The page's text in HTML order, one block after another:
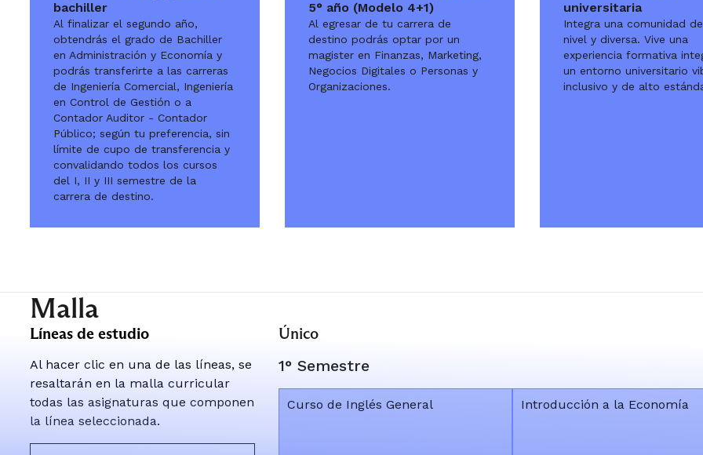
bachiller
Al finalizar el segundo año,
obtendrás el grado de Bachiller
en Administración y Economía y
podrás transferirte a las carreras
de Ingeniería Comercial, Ingeniería
en Control de Gestión o a
Contador Auditor - Contador
Público; según tu preferencia, sin
límite de cupo de transferencia y
convalidando todos los cursos
del I, II y III semestre de la
carrera de destino.
5° año (Modelo 4+1)
Al egresar de tu carrera de
destino podrás optar por un
magister en Finanzas, Marketing,
Negocios Digitales o Personas y
Organizaciones.
universitaria
Integra una comunidad
nivel y diversa. Vive una
experiencia formativa
un entorno universitario
inclusivo y de alto
Malla
Líneas de estudio
Al hacer clic en una de las líneas, se
resaltarán en la malla curricular
todas las asignaturas que componen
la línea seleccionada.
Único
1° Semestre
Curso de Inglés General Introducción a la Economía